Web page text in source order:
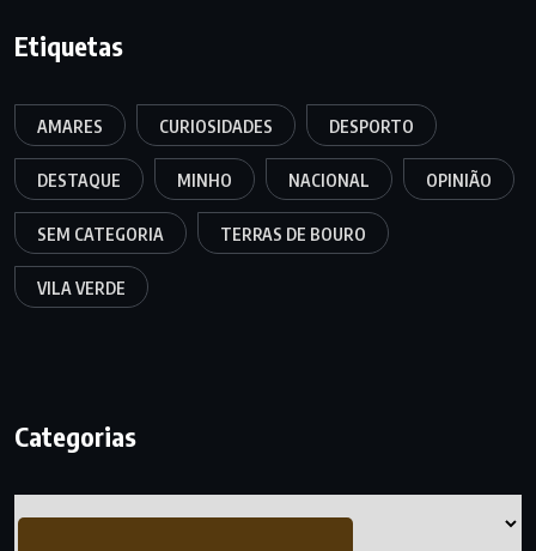
Etiquetas
AMARES CURIOSIDADES DESPORTO
DESTAQUE MINHO NACIONAL OPINIÃO
SEM CATEGORIA TERRAS DE BOURO
VILA VERDE
Categorias